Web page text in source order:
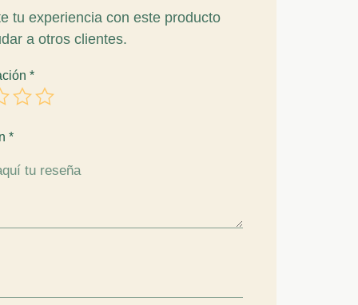
tu experiencia con este producto
a otros clientes.
*
*